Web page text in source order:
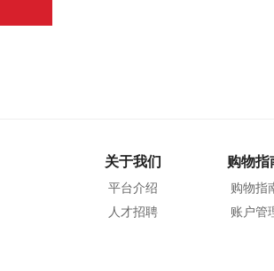
关于我们
平台介绍
人才招聘
购物指
购物指
账户管